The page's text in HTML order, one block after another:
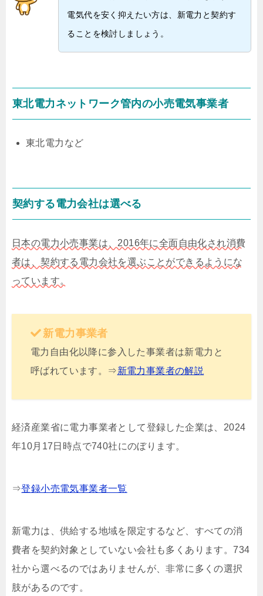
電気代を安く抑えたい方は、新電力と契約す
ることを検討しましょう。
東北電力ネットワーク管内の小売電気事業者
東北電力など
契約する電力会社は選べる
日本の電力小売事業は、2016年に全面自由化され消費
者は、契約する電力会社を選ぶことができるようにな
っています。
新電力事業者
電力自由化以降に参入した事業者は新電力と
呼ばれています。⇒新電力事業者の解説
経済産業省に電力事業者として登録した企業は、2024
年10月17日時点で740社にのぼります。
⇒登録小売電気事業者一覧
新電力は、供給する地域を限定するなど、すべての消
費者を契約対象としていない会社も多くあります。734
社から選べるのではありませんが、非常に多くの選択
肢があるのです。